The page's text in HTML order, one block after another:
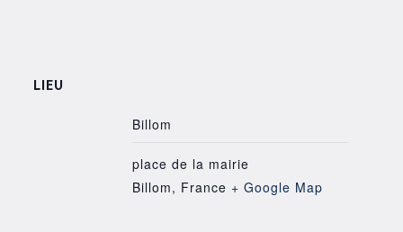
LIEU
Billom
place de la mairie
Billom, France + Google Map